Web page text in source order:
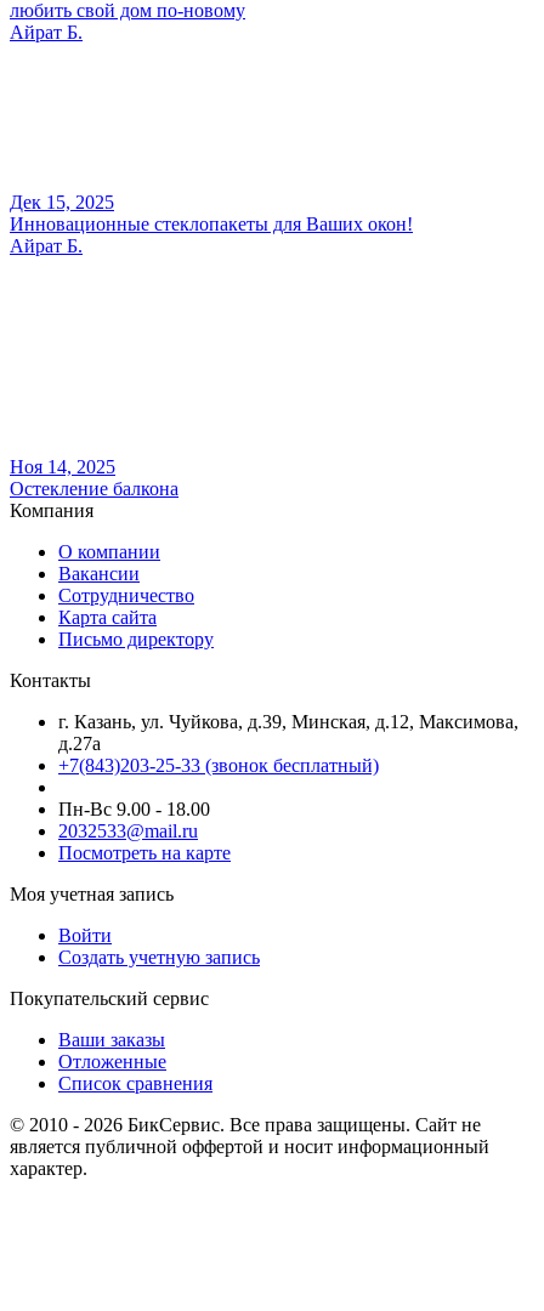
любить свой дом по-новому
Айрат Б.
Дек 15, 2025
Инновационные стеклопакеты для Ваших окон!
Айрат Б.
Ноя 14, 2025
Остекление балкона
Компания
О компании
Вакансии
Сотрудничество
Карта сайта
Письмо директору
Контакты
г. Казань, ул. Чуйкова, д.39, Минская, д.12, Максимова,
д.27а
+7(843)203-25-33 (звонок бесплатный)
Пн-Вс 9.00 - 18.00
2032533@mail.ru
Посмотреть на карте
Моя учетная запись
Войти
Создать учетную запись
Покупательский сервис
Ваши заказы
Отложенные
Список сравнения
© 2010 - 2026 БикСервис. Все права защищены. Сайт не
является публичной оффертой и носит информационный
характер.